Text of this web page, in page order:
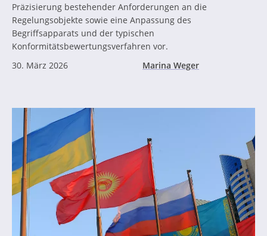
Präzisierung bestehender Anforderungen an die
Regelungsobjekte sowie eine Anpassung des
Begriffsapparats und der typischen
Konformitätsbewertungsverfahren vor.
30. März 2026
Marina Weger